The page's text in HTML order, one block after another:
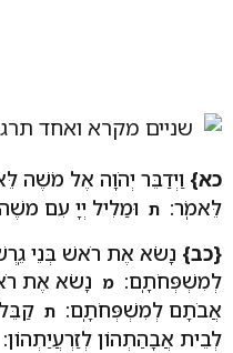
כא} וַיְדַבֵּר יְהֹוָה אֶל מֹשֶׁה
לֵּאמֹֽר: ת וּמַלִיל יְיָ עִם
{כב} נָשֹׂא אֶת רֹאשׁ בְּנֵי
לְמִשְׁפְּחֹתָֽם: מ נָשֹׂא אֶת
אֲבֹתָם לְמִשְׁפְּחֹתָֽם: ת
לְבֵית אֲבָהַתְהוֹן לְזַרְעֲיַתְהוֹן: